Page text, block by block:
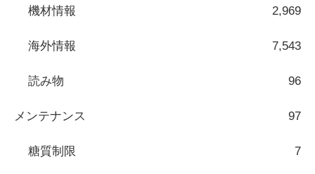
機材情報 2,969
海外情報 7,543
読み物 96
メンテナンス 97
糖質制限 7